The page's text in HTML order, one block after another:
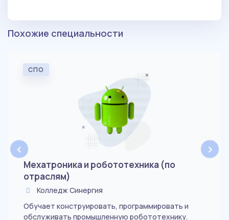
Похожие специальности
‹
СПО
Мехатроника и робототехника (по
отраслям)
Колледж Синергия
Обучает конструировать, программировать и
обслуживать промышленную робототехнику.
›